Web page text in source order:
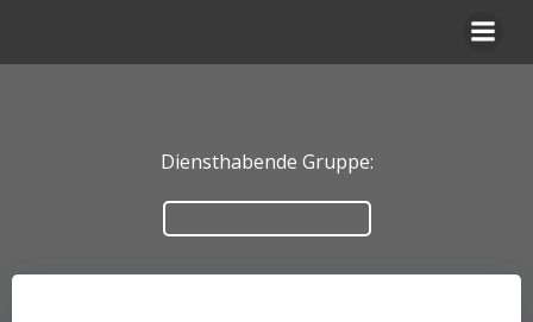
springen
Diensthabende Gruppe: